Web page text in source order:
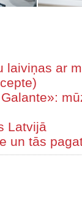
laiviņas ar
Latvijā
un tās